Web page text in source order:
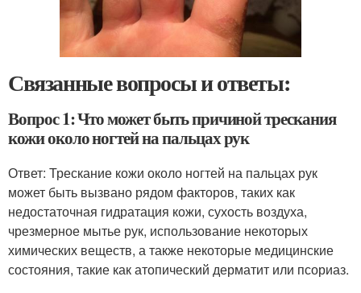
Связанные вопросы и ответы:
Вопрос 1: Что может быть причиной трескания
кожи около ногтей на пальцах рук
Ответ: Трескание кожи около ногтей на пальцах рук
может быть вызвано рядом факторов, таких как
недостаточная гидратация кожи, сухость воздуха,
чрезмерное мытье рук, использование некоторых
химических веществ, а также некоторые медицинские
состояния, такие как атопический дерматит или псориаз.